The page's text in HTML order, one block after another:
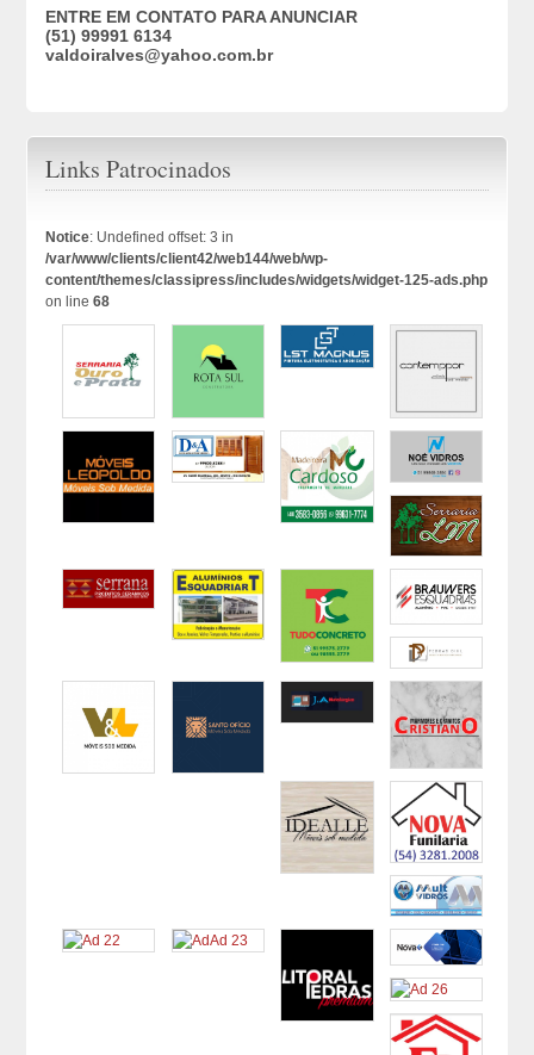
ENTRE EM CONTATO PARA ANUNCIAR
(51) 99991 6134
valdoiralves@yahoo.com.br
Links Patrocinados
Notice: Undefined offset: 3 in
/var/www/clients/client42/web144/web/wp-
content/themes/classipress/includes/widgets/widget-125-ads.php
on line68